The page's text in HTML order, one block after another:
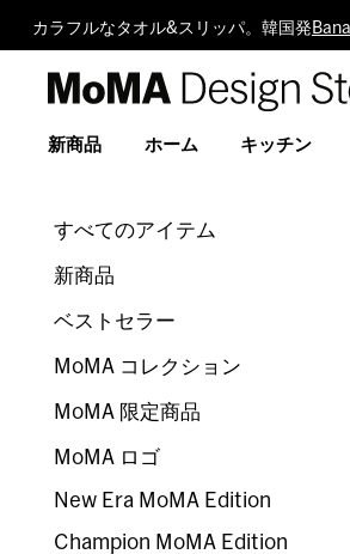
カラフルなタオル&スリッパ。韓国発
新商品 ホーム キッチン
すべてのアイテム
新商品
ベストセラー
MoMA コレクション
MoMA 限定商品
MoMA ロゴ
New Era MoMA Edition
Champion MoMA Edition